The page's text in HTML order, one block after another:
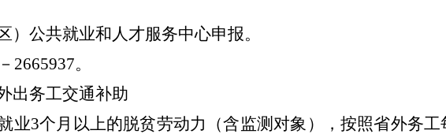
）公共就业和人才服务中心申报。
－ 2665937。
出务工交通补助
业3个月以上的脱贫劳动力（含监测对象），按照省外务工